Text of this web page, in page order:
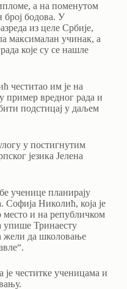
а на поменутом
број бодова. У
из целе Србије,
максималан учинак, а
које су се нашле
им је на
пример вредног рада и
подстицај у даљем
у постигнутим
језика Јелена
ученице планирају
Софија Николић, која је
место и на републичком
упише Тринаесту
жели да школовање
честитке ученицама и